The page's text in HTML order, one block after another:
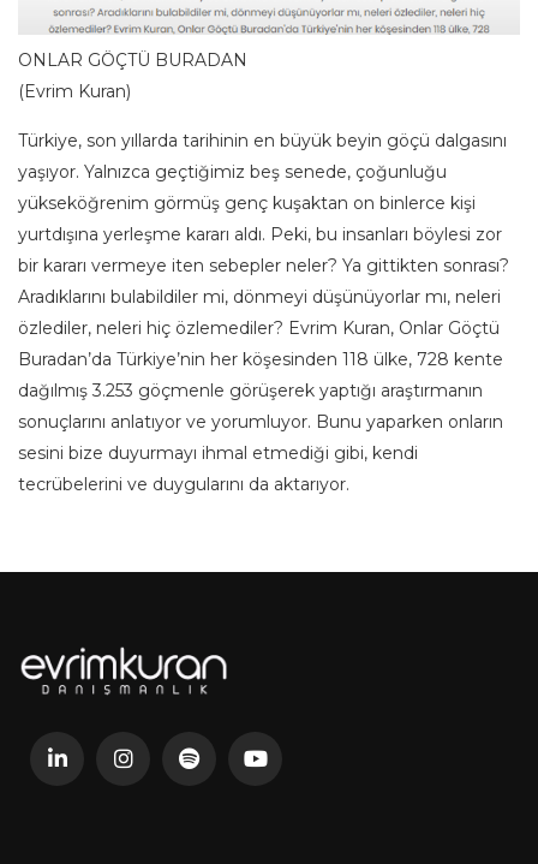
ONLAR GÖÇTÜ BURADAN
(Evrim Kuran)
Türkiye, son yıllarda tarihinin en büyük beyin göçü dalgasını
yaşıyor. Yalnızca geçtiğimiz beş senede, çoğunluğu
yükseköğrenim görmüş genç kuşaktan on binlerce kişi
yurtdışına yerleşme kararı aldı. Peki, bu insanları böylesi zor
bir kararı vermeye iten sebepler neler? Ya gittikten sonrası?
Aradıklarını bulabildiler mi, dönmeyi düşünüyorlar mı, neleri
özlediler, neleri hiç özlemediler? Evrim Kuran, Onlar Göçtü
Buradan’da Türkiye’nin her köşesinden 118 ülke, 728 kente
dağılmış 3.253 göçmenle görüşerek yaptığı araştırmanın
sonuçlarını anlatıyor ve yorumluyor. Bunu yaparken onların
sesini bize duyurmayı ihmal etmediği gibi, kendi
tecrübelerini ve duygularını da aktarıyor.